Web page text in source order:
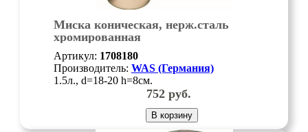
Миска коническая, нерж.сталь
хромированная
Артикул: 1708180
Производитель: WAS (Германия)
1.5л., d=18-20 h=8см.
752руб.
В корзину